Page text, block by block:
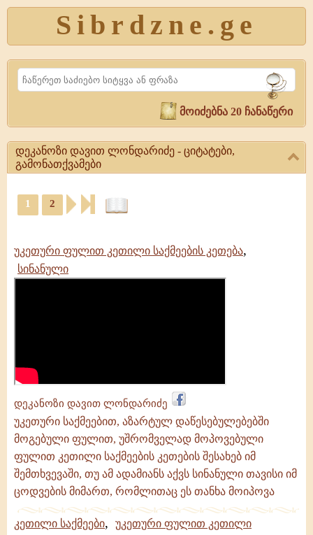
Sibrdzne.ge
Search
მოიძებნა 20 ჩანაწერი
დეკანოზი დავით ლონდარიძე - ციტატები,
გამონათქვამები
დავით
ლონდარიძე
ციტატები,
გამონათქვამები
დეკანოზი
გამონათქვამები
1 2
უკეთური ფულით კეთილი საქმეების კეთება,
სინანული
დეკანოზი დავით ლონდარიძე
უკეთური საქმეებით, აზარტულ დაწესებულებებში
მოგებული ფულით, უშრომველად მოპოვებული
ფულით კეთილი საქმეების კეთების შესახებ იმ
შემთხვევაში, თუ ამ ადამიანს აქვს სინანული თავისი იმ
ცოდვების მიმართ, რომლითაც ეს თანხა მოიპოვა
კეთილი საქმეები,
უკეთური ფულით კეთილი